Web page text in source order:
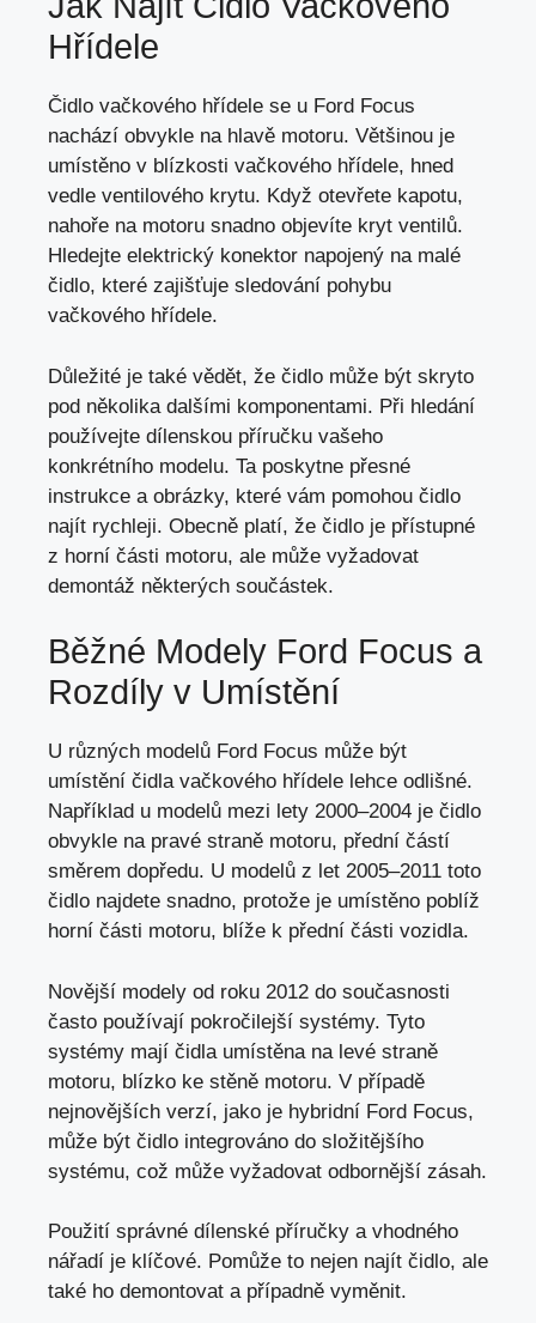
Hřídele
Čidlo vačkového hřídele se u Ford Focus
nachází obvykle na hlavě motoru. Většinou je
umístěno v blízkosti vačkového hřídele, hned
vedle ventilového krytu. Když otevřete kapotu,
nahoře na motoru snadno objevíte kryt ventilů.
Hledejte elektrický konektor napojený na malé
čidlo, které zajišťuje sledování pohybu
vačkového hřídele.
Důležité je také vědět, že čidlo může být skryto
pod několika dalšími komponentami. Při hledání
používejte dílenskou příručku vašeho
konkrétního modelu. Ta poskytne přesné
instrukce a obrázky, které vám pomohou čidlo
najít rychleji. Obecně platí, že čidlo je přístupné
z horní části motoru, ale může vyžadovat
demontáž některých součástek.
Běžné Modely Ford Focus a
Rozdíly v Umístění
U různých modelů Ford Focus může být
umístění čidla vačkového hřídele lehce odlišné.
Například u modelů mezi lety 2000–2004 je čidlo
obvykle na pravé straně motoru, přední částí
směrem dopředu. U modelů z let 2005–2011 toto
čidlo najdete snadno, protože je umístěno poblíž
horní části motoru, blíže k přední části vozidla.
Novější modely od roku 2012 do současnosti
často používají pokročilejší systémy. Tyto
systémy mají čidla umístěna na levé straně
motoru, blízko ke stěně motoru. V případě
nejnovějších verzí, jako je hybridní Ford Focus,
může být čidlo integrováno do složitějšího
systému, což může vyžadovat odbornější zásah.
Použití správné dílenské příručky a vhodného
nářadí je klíčové. Pomůže to nejen najít čidlo, ale
také ho demontovat a případně vyměnit.